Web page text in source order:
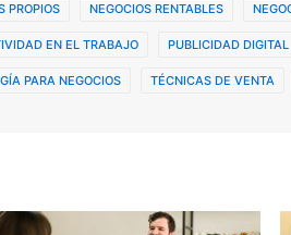
PROPIOS NEGOCIOS RENTABLES
EN EL TRABAJO PUBLICIDAD DIGITAL
PARA NEGOCIOS TÉCNICAS DE VENTA